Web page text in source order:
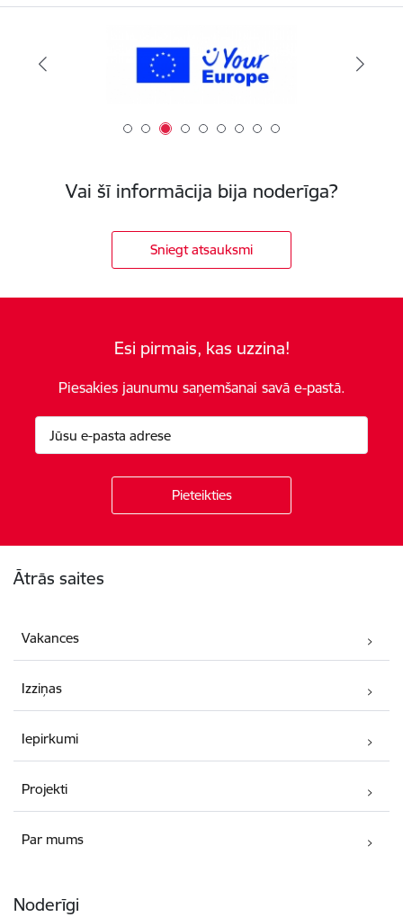
Vai šī informācija bija noderīga?
Sniegt atsauksmi
Esi pirmais, kas uzzina!
Piesakies jaunumu saņemšanai savā e-pastā.
Ātrās saites
Vakances
Izziņas
Iepirkumi
Projekti
Par mums
Noderīgi